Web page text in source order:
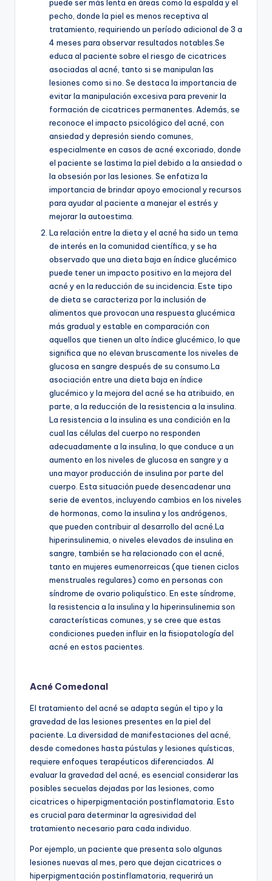
puede ser más lenta en áreas como la espalda y el
pecho, donde la piel es menos receptiva al
tratamiento, requiriendo un período adicional de 3 a
4 meses para observar resultados notables.Se
educa al paciente sobre el riesgo de cicatrices
asociadas al acné, tanto si se manipulan las
lesiones como si no. Se destaca la importancia de
evitar la manipulación excesiva para prevenir la
formación de cicatrices permanentes. Además, se
reconoce el impacto psicológico del acné, con
ansiedad y depresión siendo comunes,
especialmente en casos de acné excoriado, donde
el paciente se lastima la piel debido a la ansiedad o
la obsesión por las lesiones. Se enfatiza la
importancia de brindar apoyo emocional y recursos
para ayudar al paciente a manejar el estrés y
mejorar la autoestima.
La relación entre la dieta y el acné ha sido un tema
de interés en la comunidad científica, y se ha
observado que una dieta baja en índice glucémico
puede tener un impacto positivo en la mejora del
acné y en la reducción de su incidencia. Este tipo
de dieta se caracteriza por la inclusión de
alimentos que provocan una respuesta glucémica
más gradual y estable en comparación con
aquellos que tienen un alto índice glucémico, lo que
significa que no elevan bruscamente los niveles de
glucosa en sangre después de su consumo.La
asociación entre una dieta baja en índice
glucémico y la mejora del acné se ha atribuido, en
parte, a la reducción de la resistencia a la insulina.
La resistencia a la insulina es una condición en la
cual las células del cuerpo no responden
adecuadamente a la insulina, lo que conduce a un
aumento en los niveles de glucosa en sangre y a
una mayor producción de insulina por parte del
cuerpo. Esta situación puede desencadenar una
serie de eventos, incluyendo cambios en los niveles
de hormonas, como la insulina y los andrógenos,
que pueden contribuir al desarrollo del acné.La
hiperinsulinemia, o niveles elevados de insulina en
sangre, también se ha relacionado con el acné,
tanto en mujeres eumenorreicas (que tienen ciclos
menstruales regulares) como en personas con
síndrome de ovario poliquístico. En este síndrome,
la resistencia a la insulina y la hiperinsulinemia son
características comunes, y se cree que estas
condiciones pueden influir en la fisiopatología del
acné en estos pacientes.
Acné Comedonal
El tratamiento del acné se adapta según el tipo y la
gravedad de las lesiones presentes en la piel del
paciente. La diversidad de manifestaciones del acné,
desde comedones hasta pústulas y lesiones quísticas,
requiere enfoques terapéuticos diferenciados. Al
evaluar la gravedad del acné, es esencial considerar las
posibles secuelas dejadas por las lesiones, como
cicatrices o hiperpigmentación postinflamatoria. Esto
es crucial para determinar la agresividad del
tratamiento necesario para cada individuo.
Por ejemplo, un paciente que presenta solo algunas
lesiones nuevas al mes, pero que dejan cicatrices o
hiperpigmentación postinflamatoria, requerirá un